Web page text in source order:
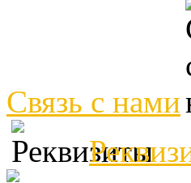
Связь с нами